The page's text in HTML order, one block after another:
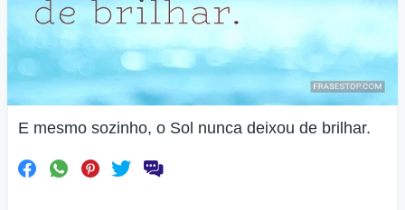
E mesmo sozinho, o Sol nunca deixou de brilhar.